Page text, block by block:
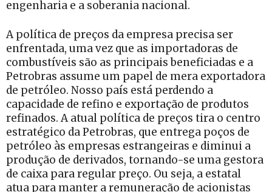
engenharia e a soberania nacional.
A política de preços da empresa precisa ser
enfrentada, uma vez que as importadoras de
combustíveis são as principais beneficiadas e a
Petrobras assume um papel de mera exportadora
de petróleo. Nosso país está perdendo a
capacidade de refino e exportação de produtos
refinados. A atual política de preços tira o centro
estratégico da Petrobras, que entrega poços de
petróleo às empresas estrangeiras e diminui a
produção de derivados, tornando-se uma gestora
de caixa para regular preço. Ou seja, a estatal
atua para manter a remuneração de acionistas